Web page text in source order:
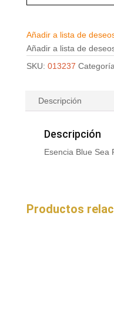
Añadir a lista de
Añadir a lista de
SKU: 013237
Descripción
Descripción
Esencia Blue Sea
Productos